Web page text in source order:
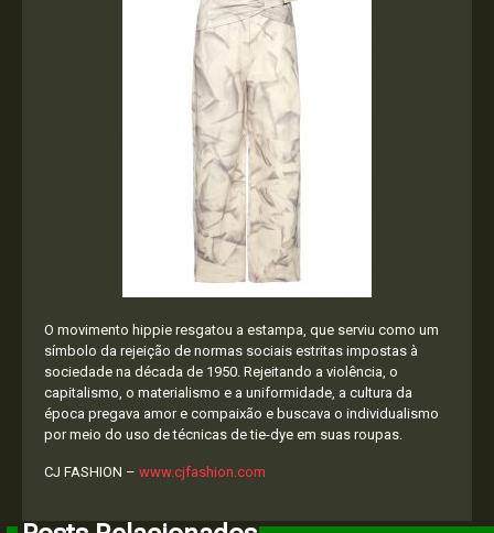
O movimento hippie resgatou a estampa, que serviu como um
símbolo da rejeição de normas sociais estritas impostas à
sociedade na década de 1950. Rejeitando a violência, o
capitalismo, o materialismo e a uniformidade, a cultura da
época pregava amor e compaixão e buscava o individualismo
por meio do uso de técnicas de tie-dye em suas roupas.
CJ FASHION – www.cjfashion.com